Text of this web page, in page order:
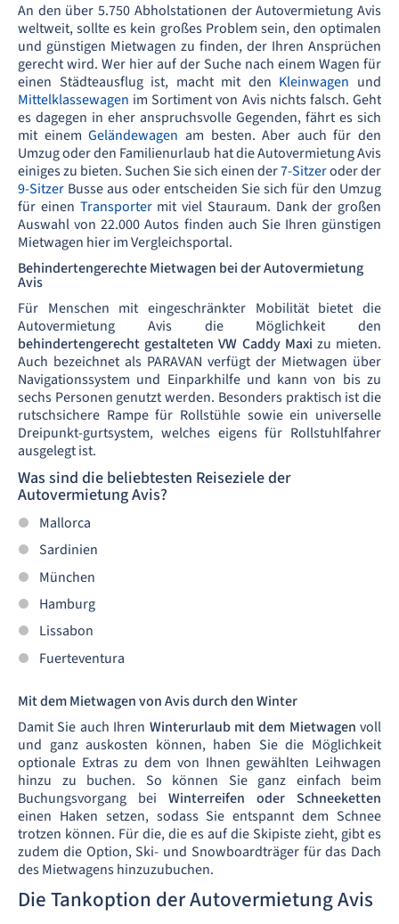
An den über 5.750 Abholstationen der Autovermietung Avis
weltweit, sollte es kein großes Problem sein, den optimalen
und günstigen Mietwagen zu finden, der Ihren Ansprüchen
gerecht wird. Wer hier auf der Suche nach einem Wagen für
einen Städteausflug ist, macht mit den Kleinwagen und
Mittelklassewagen im Sortiment von Avis nichts falsch. Geht
es dagegen in eher anspruchsvolle Gegenden, fährt es sich
mit einemGeländewagen am besten. Aber auch für den
Umzug oder den Familienurlaub hat die Autovermietung Avis
einiges zu bieten. Suchen Sie sich einen der7-Sitzeroder der
9-Sitzer Busse aus oder entscheiden Sie sich für den Umzug
für einen Transporter mit viel Stauraum. Dank der großen
Auswahl von 22.000 Autos finden auch Sie Ihren günstigen
Mietwagen hier im Vergleichsportal.
Behindertengerechte Mietwagen bei der Autovermietung
Avis
Für Menschen mit eingeschränkter Mobilität bietet die
Autovermietung Avis die Möglichkeit den
behindertengerecht gestalteten VW Caddy Maxi zu mieten.
Auch bezeichnet als PARAVAN verfügt der Mietwagen über
Navigationssystem und Einparkhilfe und kann von bis zu
sechs Personen genutzt werden. Besonders praktisch ist die
rutschsichere Rampe für Rollstühle sowie ein universelle
Dreipunkt-gurtsystem, welches eigens für Rollstuhlfahrer
ausgelegt ist.
Was sind die beliebtesten Reiseziele der
Autovermietung Avis?
Mallorca
Sardinien
München
Hamburg
Lissabon
Fuerteventura
Mit dem Mietwagen von Avis durch den Winter
Damit Sie auch Ihren Winterurlaub mit dem Mietwagen voll
und ganz auskosten können, haben Sie die Möglichkeit
optionale Extras zu dem von Ihnen gewählten Leihwagen
hinzu zu buchen. So können Sie ganz einfach beim
Buchungsvorgang bei Winterreifen oder Schneeketten
einen Haken setzen, sodass Sie entspannt dem Schnee
trotzen können. Für die, die es auf die Skipiste zieht, gibt es
zudem die Option, Ski- und Snowboardträger für das Dach
des Mietwagens hinzuzubuchen.
Die Tankoption der Autovermietung Avis